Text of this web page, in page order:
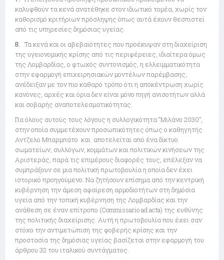
καλυφθούν τα κενά ανατέθηκε στον ιδιωτικό τομέα, χωρίς τον
καθορισμό κριτήριων πρόσληψης όπως αυτά έχουν θεσπιστεί
από τις υπηρεσίες δημόσιας υγείας.
8. Τα κενά και οι αβεβαιότητες που προέκυψαν στη διαχείριση
της υγειονομικής κρίσης από τις περιφέρειες, ιδιαίτερα όμως
της Λομβαρδίας, ο φτωχός συντονισμός, η ελλειμματικότητα
στην εφαρμογή επιχειρησιακών μοντέλων παρέμβασης,
ανέδειξαν με τον πιο καθαρό τρόπο ότι η αποκέντρωση χωρίς
κανόνες, αρχές και όρια δεν είναι μόνο πηγή ανισοτήτων αλλά
και σοβαρής αναποτελεσματικότητας.
Για όλους αυτούς τους λόγους η συλλογικότητα “Μιλάνο 2030”,
στην οποία συμμετέχουν προσωπικότητες όπως ο καθηγητής
Αντζελο Μπαρμπάτο και αποτελείται από ένα δίκτυο
σωματείων, συλλόγων, κομμάτων και πολιτικών κινήσεων της
Αριστεράς, παρά τις επιμέρους διαφορές τους, επέλεξαν να
συμπράξουν σε μια πολιτική πρωτοβουλία η οποία δεν έχει
ιστορικό προηγούμενο: Να ζητήσουν επίσημα από την κεντρική
κυβέρνηση την άμεση αφαίρεση αρμοδιοτήτων στη δημόσια
υγεία από την τοπική κυβέρνηση της Λομβαρδίας και την
ανάθεση σε έναν επίτροπο (Commissario ad acta) της ευθύνης
της πολιτικής διαχείρισης. Αυτή η πρωτοβουλία που έχει σαν
στόχο την αντιμετώπιση της φοβερής κρίσης και την
προστασία της δημόσιας υγείας βασίζεται στην εφαρμογή του
άρθρου 32 του ιταλικού συντάγματος.